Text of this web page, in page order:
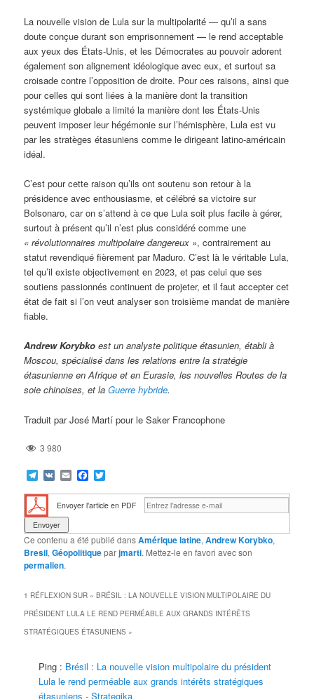
La nouvelle vision de Lula sur la multipolarité — qu’il a sans
doute conçue durant son emprisonnement — le rend acceptable
aux yeux des États-Unis, et les Démocrates au pouvoir adorent
également son alignement idéologique avec eux, et surtout sa
croisade contre l’opposition de droite. Pour ces raisons, ainsi que
pour celles qui sont liées à la manière dont la transition
systémique globale a limité la manière dont les États-Unis
peuvent imposer leur hégémonie sur l’hémisphère, Lula est vu
par les stratèges étasuniens comme le dirigeant latino-américain
idéal.
C’est pour cette raison qu’ils ont soutenu son retour à la
présidence avec enthousiasme, et célébré sa victoire sur
Bolsonaro, car on s’attend à ce que Lula soit plus facile à gérer,
surtout à présent qu’il n’est plus considéré comme une
« révolutionnaires multipolaire dangereux », contrairement au
statut revendiqué fièrement par Maduro. C’est là le véritable Lula,
tel qu’il existe objectivement en 2023, et pas celui que ses
soutiens passionnés continuent de projeter, et il faut accepter cet
état de fait si l’on veut analyser son troisième mandat de manière
fiable.
Andrew Korybko est un analyste politique étasunien, établi à
Moscou, spécialisé dans les relations entre la stratégie
étasunienne en Afrique et en Eurasie, les nouvelles Routes de la
soie chinoises, et laGuerre hybride.
Traduit par José Martí pour le Saker Francophone
3 980
Telegram
VK EmailFacebook
Envoyer l'article en PDF
Ce contenu a été publié dansAmérique latine,Andrew Korybko,
Bresil,Géopolitiqueparjmarti. Mettez-le en favori avec son
permalien.
1 RÉFLEXION SUR «BRÉSIL : LA NOUVELLE VISION MULTIPOLAIRE DU
PRÉSIDENT LULA LE REND PERMÉABLE AUX GRANDS INTÉRÊTS
STRATÉGIQUES ÉTASUNIENS »
Ping : Brésil : La nouvelle vision multipolaire du président
Lula le rend perméable aux grands intérêts stratégiques
étasuniens - Strategika